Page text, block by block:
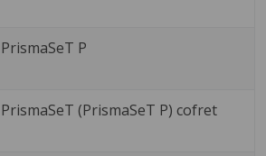
PrismaSeT P
PrismaSeT (PrismaSeT P) cofret